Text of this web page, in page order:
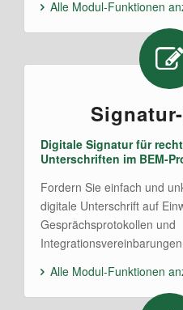
Alle Modul-Funktionen
Digitale Signatur für
Unterschriften im BEM-
Fordern Sie einfach und
digitale Unterschrift auf
Gesprächsprotokollen und
Alle Modul-Funktionen